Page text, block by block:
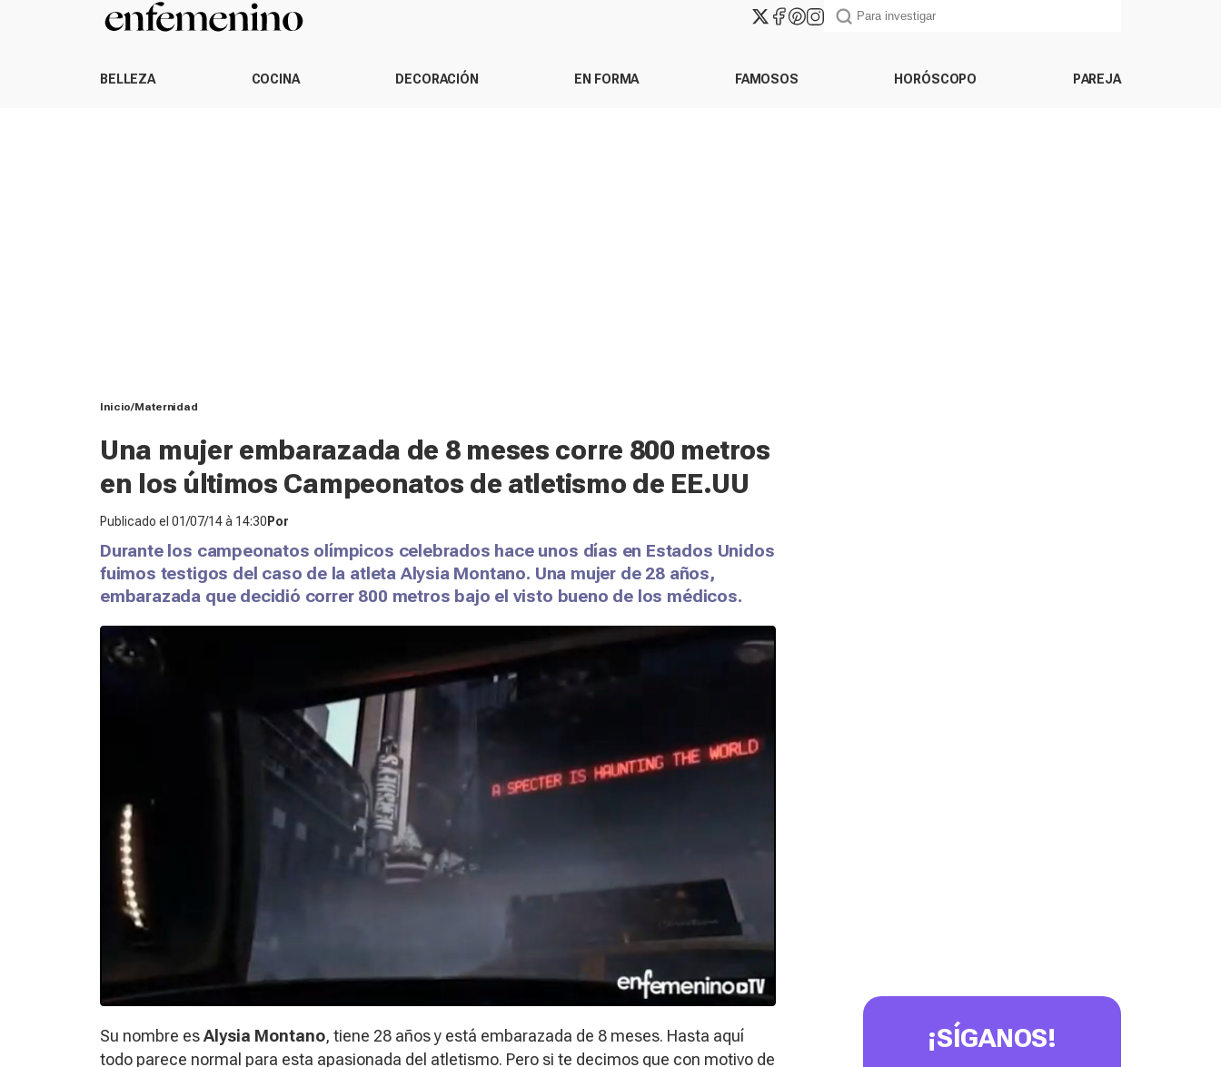
BELLEZA COCINA DECORACIÓN EN FORMA FAMOSOS HORÓSCOPO PAREJA
Inicio Maternidad
Una mujer embarazada de 8 meses corre 800 metros
en los últimos Campeonatos de atletismo de EE.UU
Publicado el 01/07/14 à 14:30 Por
Durante los campeonatos olímpicos celebrados hace unos días en Estados Unidos
fuimos testigos del caso de la atleta Alysia Montano. Una mujer de 28 años,
embarazada que decidió correr 800 metros bajo el visto bueno de los médicos.
Su nombre esAlysia Montano, tiene 28 años y está embarazada de 8 meses. Hasta aquí
todo parece normal para esta apasionada del atletismo. Pero si te decimos que con motivo de
¡SÍGANOS!